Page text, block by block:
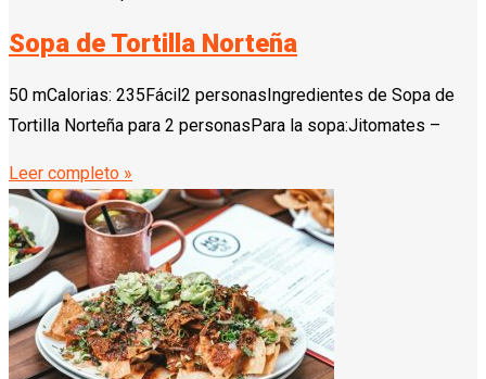
Sopa de Tortilla Norteña
50 mCalorias: 235Fácil2 personasIngredientes de Sopa de
Tortilla Norteña para 2 personasPara la sopa:Jitomates –
Leer completo »